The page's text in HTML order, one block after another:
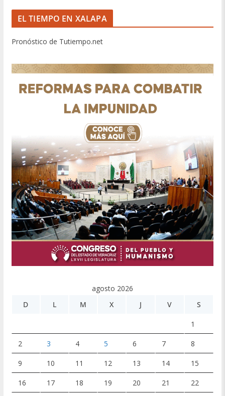
EL TIEMPO EN XALAPA
Pronóstico de Tutiempo.net
agosto 2026
D
L M X J V S
1
2 3 4 5 6 7 8
9 10 11 12 13 14 15
16 17 18 19 20 21 22